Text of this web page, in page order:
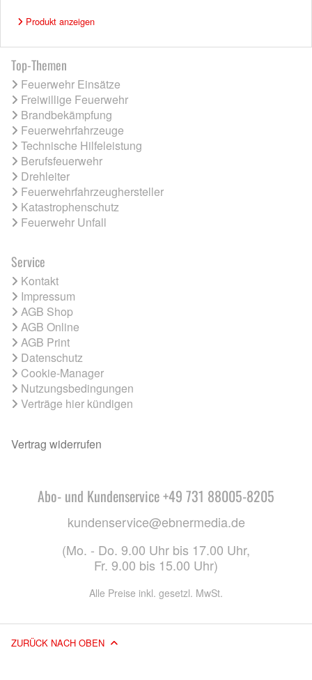
Produkt anzeigen
Top-Themen
Feuerwehr Einsätze
Freiwillige Feuerwehr
Brandbekämpfung
Feuerwehrfahrzeuge
Technische Hilfeleistung
Berufsfeuerwehr
Drehleiter
Feuerwehrfahrzeughersteller
Katastrophenschutz
Feuerwehr Unfall
Service
Kontakt
Impressum
AGB Shop
AGB Online
AGB Print
Datenschutz
Cookie-Manager
Nutzungsbedingungen
Verträge hier kündigen
Vertrag widerrufen
Abo- und Kundenservice +49 731 88005-8205
kundenservice@ebnermedia.de
(Mo. - Do. 9.00 Uhr bis 17.00 Uhr,
Fr. 9.00 bis 15.00 Uhr)
Alle Preise inkl. gesetzl. MwSt.
ZURÜCK NACH OBEN